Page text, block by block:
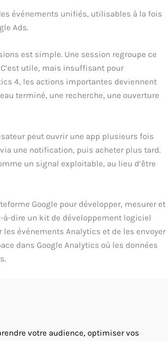
événements unifiés, utilisables à la fois
Ads.
est simple. Une session regroupe ce
utile, mais insuffisant pour
4, les actions importantes deviennent
terminé, une recherche, une ouverture
peut ouvrir une app plusieurs fois
une notification, puis acheter plus tard.
un signal exploitable, au lieu d’être
Google pour développer, mesurer et
à-dire un kit de développement logiciel
événements Analytics et de les envoyer
dans Google Analytics où les données
votre audience, optimiser vos